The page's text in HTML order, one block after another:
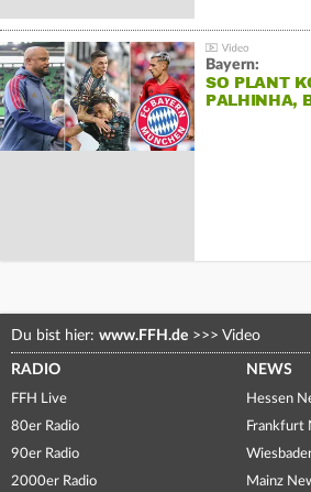
Bayern:
SO PLANT
PALHINHA,
Du bist hier: www.FFH.de >>> Video
RADIO
FFH Live
80er Radio
90er Radio
2000er Radio
NEWS
Hessen
Frankfurt
Mainz